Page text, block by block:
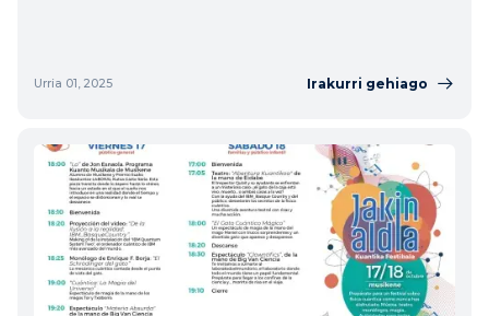
Urria 01, 2025 Irakurri gehiago